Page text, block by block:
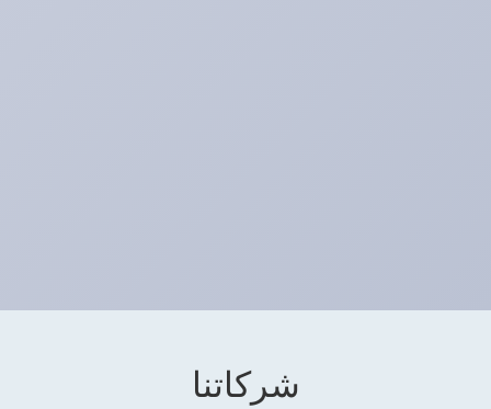
شركاتنا